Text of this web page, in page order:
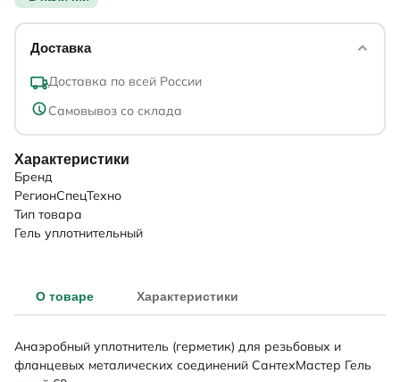
Доставка
Доставка по всей России
Самовывоз со склада
Характеристики
Бренд
РегионСпецТехно
Тип товара
Гель уплотнительный
О товаре Характеристики
Анаэробный уплотнитель (герметик) для резьбовых и
фланцевых металических соединений СантехМастер Гель